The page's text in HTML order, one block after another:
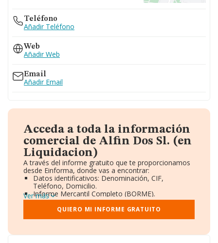
Teléfono
Añadir Teléfono
Web
Añadir Web
Email
Añadir Email
Acceda a toda la información
comercial de Alfin Dos Sl. (en
Liquidacion)
A través del informe gratuito que te proporcionamos
desde Einforma, donde vas a encontrar:
Datos identificativos: Denominación, CIF,
Teléfono, Domicilio.
Informe Mercantil Completo (BORME).
Gráficos de Evolución Ventas y Empleados.
Consejo de Administración y Administradores.
Directivos y Ejecutivos.
Ver más
QUIERO MI INFORME GRATUITO